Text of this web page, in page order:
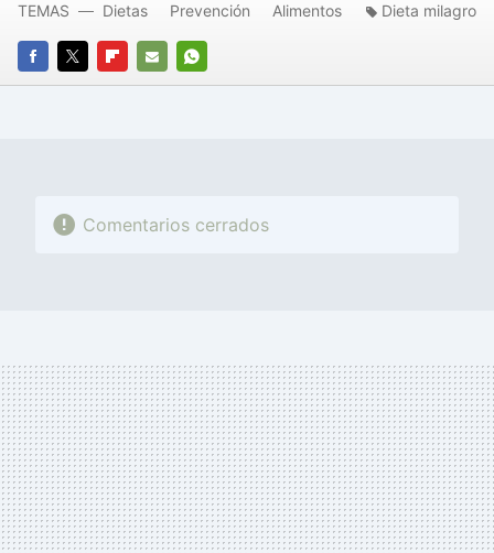
FACEBOOK
TWITTERFLIPBOARD
E-
WHATSAPP
TEMAS Dietas Prevención Alimentos Dieta milagro
Comentarios cerrados